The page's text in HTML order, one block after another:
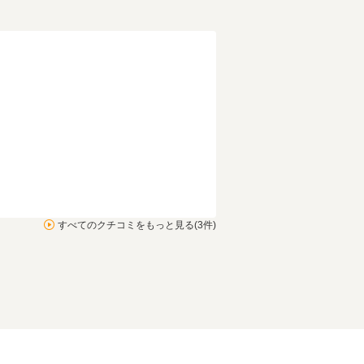
すべてのクチコミをもっと見る(3件)